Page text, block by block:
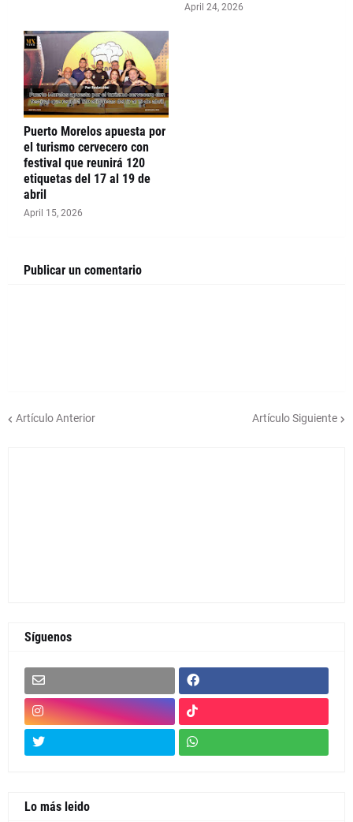
April 24, 2026
Puerto Morelos apuesta por
el turismo cervecero con
festival que reunirá 120
etiquetas del 17 al 19 de
abril
April 15, 2026
Publicar un comentario
Artículo Anterior Artículo Siguiente
Síguenos
Lo más leido